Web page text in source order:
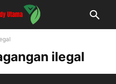
ilegal